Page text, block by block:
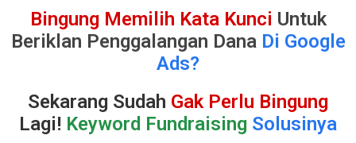
Bingung Memilih Kata Kunci Untuk
Beriklan Penggalangan Dana Di Google
Ads?
Sekarang Sudah Gak Perlu Bingung
Lagi! Keyword Fundraising Solusinya